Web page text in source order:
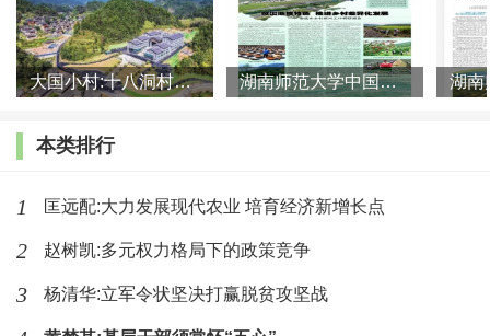
下文呈现乡村治理新体系的制度创新内涵和逻辑。
一、乡村治理新体系中乡村治理的新内涵
乡村治理的概念源于20世纪90年代，其内涵伴随着
念最早是由徐勇于20世纪90年代提出）。学界对之的界
定大体经历了从宏观制度设计到其微观实践机制的转
变。最初，学者认为乡村治理是通过公共权力的配置与
大国小村:十八洞村的现代变迁是一道美丽的风景线 湖南师范大学中国乡村振兴研究院课题组:突出地域特色 推进乡村
本类排行
1 匡远配:大力发展现代农业 培育经济新增长点
2 赵树凯:多元权力格局下的政策竞争
3 杨清华:立军令状坚决打赢脱贫攻坚战